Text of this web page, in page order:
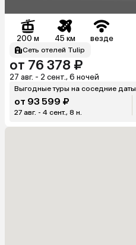
200 м 45 км везде
Сеть отелей Tulip
от 76 378 ₽
27 авг. - 2 сент., 6 ночей
Выгодные туры на соседние даты
от 93 599 ₽
27 авг. - 4 сент., 8 н.